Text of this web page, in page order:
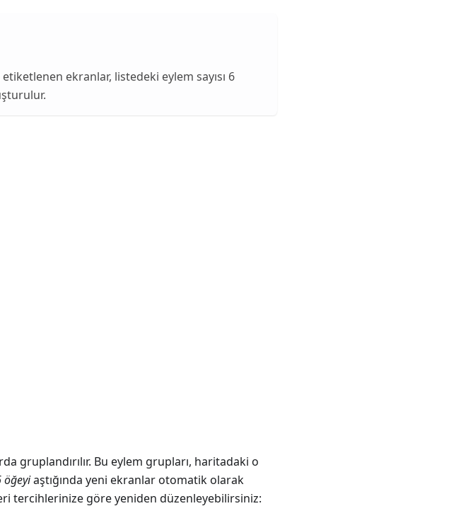
ekranlar, listedeki eylem sayısı 6
gruplandırılır. Bu eylem grupları, haritadaki o
öğeyiaştığında yeni ekranlar otomatik olarak
tercihlerinize göre yeniden düzenleyebilirsiniz: